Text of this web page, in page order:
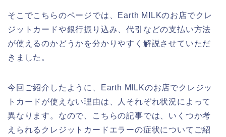
そこでこちらのページでは、Earth MILKのお店でクレ
ジットカードや銀行振り込み、代引などの支払い方法
が使えるのかどうかを分かりやすく解説させていただ
きました。
今回ご紹介したように、Earth MILKのお店でクレジッ
トカードが使えない理由は、人それぞれ状況によって
異なります。なので、こちらの記事では、いくつか考
えられるクレジットカードエラーの症状についてご紹